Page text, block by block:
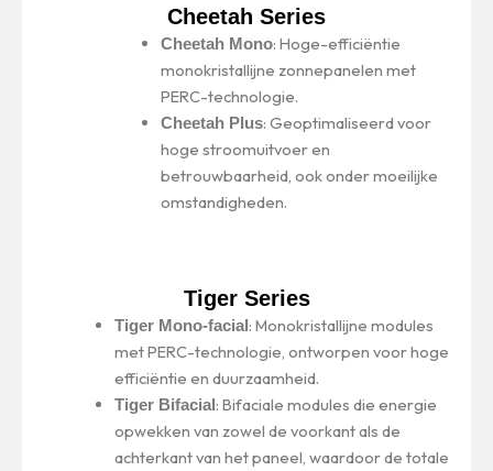
Cheetah Series
Cheetah Mono: Hoge-efficiëntie
monokristallijne zonnepanelen met
PERC-technologie.
Cheetah Plus: Geoptimaliseerd voor
hoge stroomuitvoer en
betrouwbaarheid, ook onder moeilijke
omstandigheden.
Tiger Series
Tiger Mono-facial : Monokristallijne modules
met PERC-technologie, ontworpen voor hoge
efficiëntie en duurzaamheid.
Tiger Bifacial : Bifaciale modules die energie
opwekken van zowel de voorkant als de
achterkant van het paneel, waardoor de totale